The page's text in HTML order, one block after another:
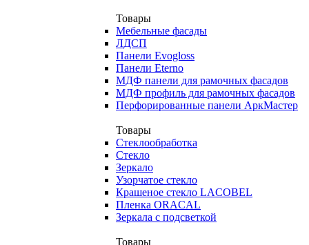
Товары
Мебельные фасады
ЛДСП
Панели Evogloss
Панели Eterno
МДФ панели для рамочных фасадов
МДФ профиль для рамочных фасадов
Перфорированные панели АркМастер
Товары
Стеклообработка
Стекло
Зеркало
Узорчатое стекло
Крашеное стекло LACOBEL
Пленка ORACAL
Зеркала с подсветкой
Товары